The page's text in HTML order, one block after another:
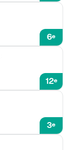
6e
12e
3e